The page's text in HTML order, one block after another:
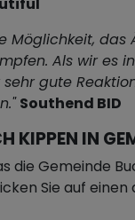
Möglichkeit, das
Als wir es
gute
Southend BID
KIPPEN IN
die Gemeinde
Sie auf